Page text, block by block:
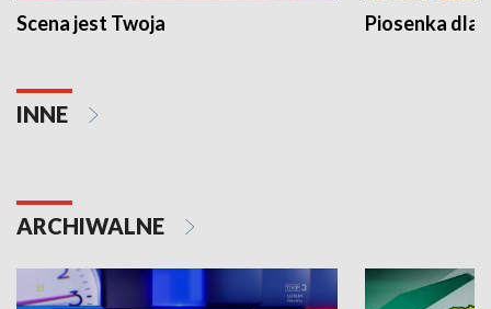
Scena jest Twoja Piosenka dla
INNE
ARCHIWALNE